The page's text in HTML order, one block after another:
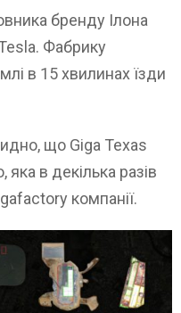
бренду Ілона
Фабрику
в 15 хвилинах їзди
що Giga Texas
в декілька разів
компанії.